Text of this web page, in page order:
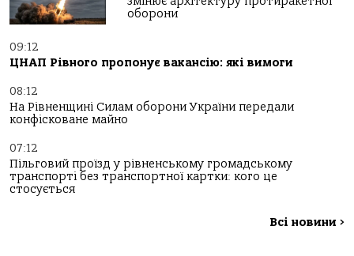
оборони
09:12
ЦНАП Рівного пропонує вакансію: які вимоги
08:12
На Рівненщині Силам оборони України передали
конфісковане майно
07:12
Пільговий проїзд у рівненському громадському
транспорті без транспортної картки: кого це
стосується
Всі новини >